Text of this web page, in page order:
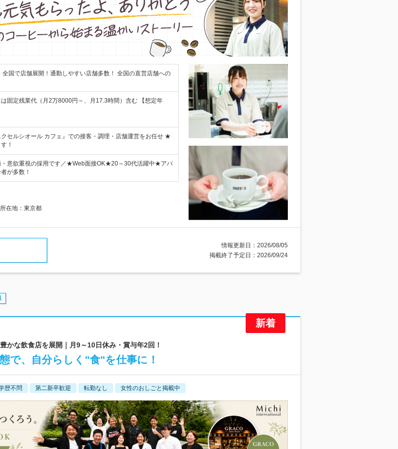
全国で店舗展開！通勤しやすい店舗多数！ 全国の直営店舗への
固定残業代（月2万8000円～、月17.3時間）含む 【想定年
クセルシオール カフェ』での接客・調理・店舗運営をお任せ ★
！
・意欲重視の採用です／★Web面接OK★20～30代活躍中★アパ
が多数！
在地：東京都
情報更新日：2026/08/05
掲載終了予定日：2026/09/24
かな飲食店を展開｜月9～10日休み・賞与年2回！
で、自分らしく"食"を仕事に！
歴不問 第二新卒歓迎 転勤なし 女性のおしごと掲載中